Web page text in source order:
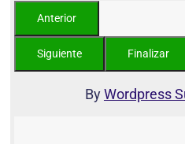
ByWordpress